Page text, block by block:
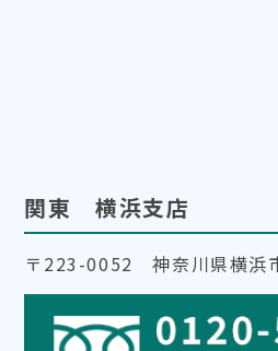
関東 横浜支店
〒223-0052 神奈川県横浜